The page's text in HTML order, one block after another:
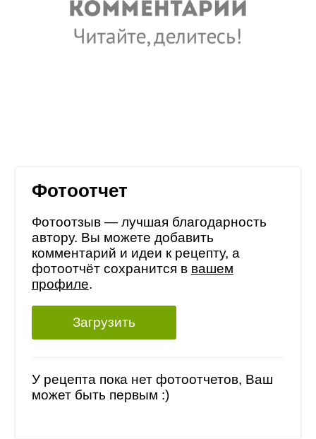
Фотоотчет
Фотоотзыв — лучшая благодарность
автору. Вы можете добавить
комментарий и идеи к рецепту, а
фотоотчёт сохранится в вашем
профиле.
Загрузить
У рецепта пока нет фотоотчетов, Ваш
может быть первым :)